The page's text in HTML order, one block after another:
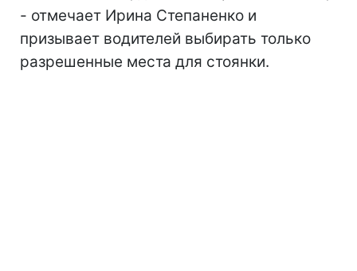
- отмечает Ирина Степаненко и
призывает водителей выбирать только
разрешенные места для стоянки.